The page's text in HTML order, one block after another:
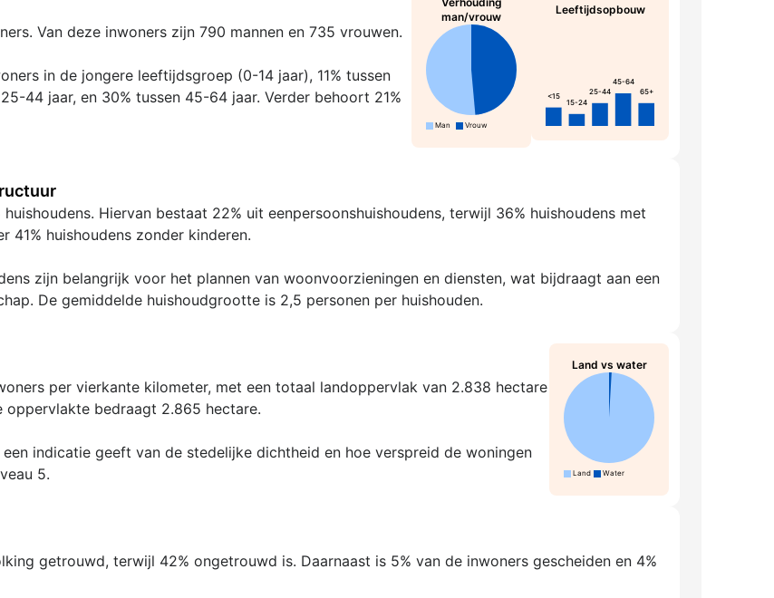
Van deze inwoners zijn 790 mannen en 735 vrouwen.
in de jongere leeftijdsgroep (0-14 jaar), 11% tussen
44 jaar, en 30% tussen 45-64 jaar. Verder behoort 21%
man/vrouw
Man Vrouw
Leeftijdsopbouw
<15
15-24
25-44
45-64
65+
Hiervan bestaat 22% uit eenpersoonshuishoudens, terwijl 36% huishoudens met
41% huishoudens zonder kinderen.
zijn belangrijk voor het plannen van woonvoorzieningen en diensten, wat bijdraagt aan een
De gemiddelde huishoudgrootte is 2,5 personen per huishouden.
per vierkante kilometer, met een totaal landoppervlak van 2.838 hectare
bedraagt 2.865 hectare.
indicatie geeft van de stedelijke dichtheid en hoe verspreid de woningen
5.
Land vs water
Land Water
getrouwd, terwijl 42% ongetrouwd is. Daarnaast is 5% van de inwoners gescheiden en 4%